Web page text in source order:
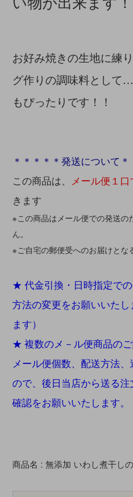
お好み焼きの生地に練
グ作りの調味料として
もぴったりです！！
＊＊＊＊＊発送について＊
この商品は、 メール便１口
きます
※この商品はメール便での発送
ん。
※ご自宅の郵便受へのお届けとな
★ 代金引換・日時指定で
方法の変更をお願いいたし
ます）
★ 複数のメ－ル便商品のご
メール便個数、配送方法
ので、後日当店から送る
確認をお願いいたします。
商品名 : 無添加 いわし煮干し